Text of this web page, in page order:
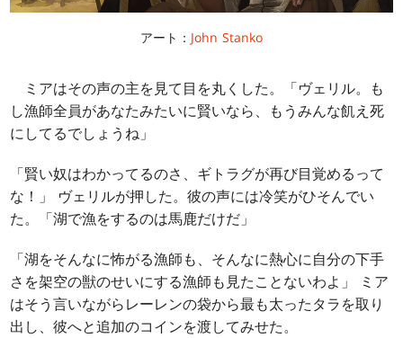
アート： John Stanko
ミアはその声の主を見て目を丸くした。「ヴェリル。も
し漁師全員があなたみたいに賢いなら、もうみんな飢え死
にしてるでしょうね」
「賢い奴はわかってるのさ、ギトラグが再び目覚めるって
な！」 ヴェリルが押した。彼の声には冷笑がひそんでい
た。「湖で漁をするのは馬鹿だけだ」
「湖をそんなに怖がる漁師も、そんなに熱心に自分の下手
さを架空の獣のせいにする漁師も見たことないわよ」 ミア
はそう言いながらレーレンの袋から最も太ったタラを取り
出し、彼へと追加のコインを渡してみせた。